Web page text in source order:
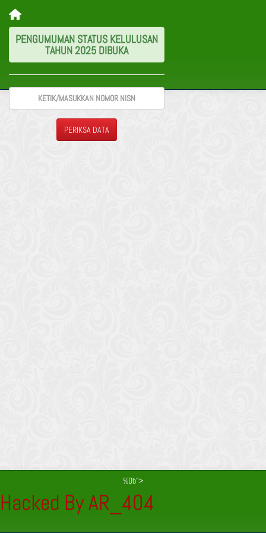
PENGUMUMAN STATUS KELULUSAN
TAHUN 2025 DIBUKA
%0b">
Hacked By AR_404